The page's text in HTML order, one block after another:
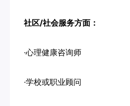
社区/社会服务方面：
·心理健康咨询师
·学校或职业顾问